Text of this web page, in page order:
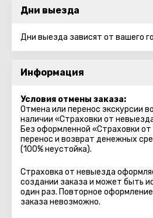
Дни выезда
Дни выезда зависят от вашего
Информация
Условия отмены заказа:
Отмена или перенос экскурсии
наличии «Страховки от
Без оформленной «Страховки
перенос и возврат денежных
(100% неустойка).
Страховка от невыезда
создании заказа и может быть
один раз. Повторное
заказа невозможно.